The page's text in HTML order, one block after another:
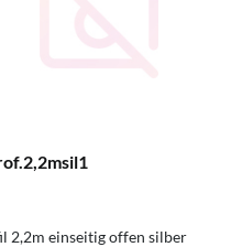
2,2m einseitig offen silber